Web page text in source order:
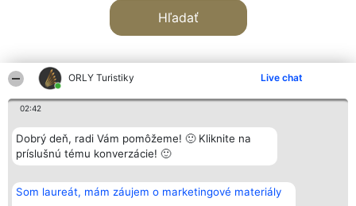
ORLY Turistiky Live chat
02:42
Dobrý deň, radi Vám pomôžeme! 🙂 Kliknite na
príslušnú tému konverzácie! 🙂
Som laureát, mám záujem o marketingové materiály
Hľadať
Organizátor hodnotenia
Bright Side Solutions sp. z o.
o. sp. k.
Wrocław 50-079
KRS 0000749100 | Regon
Hodnotenie
Laureáti
Lista
Laureatów
Podmienky
Kontakt
Kontakt